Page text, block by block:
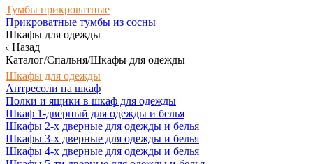
Тумбы прикроватные
Прикроватные тумбы из сосны
Шкафы для одежды
Назад
Каталог/Спальня/Шкафы для одежды
Шкафы для одежды
Антресоли на шкаф
Полки и ящики в шкаф для одежды
Шкаф 1-дверный для одежды и белья
Шкафы 2-х дверные для одежды и белья
Шкафы 3-х дверные для одежды и белья
Шкафы 4-х дверные для одежды и белья